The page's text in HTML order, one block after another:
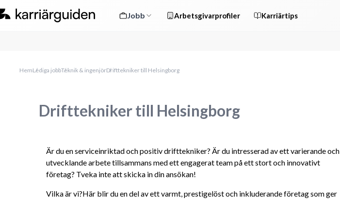
Jobb Arbetsgivarprofiler Karriärtips
HemLediga jobbTeknik & ingenjörDrifttekniker till Helsingborg
Drifttekniker till Helsingborg
Är du en serviceinriktad och positiv drifttekniker? Är du intresserad av ett varierande och
utvecklande arbete tillsammans med ett engagerat team på ett stort och innovativt
företag? Tveka inte att skicka in din ansökan!
Vilka är vi?Här blir du en del av ett varmt, prestigelöst och inkluderande företag som ger